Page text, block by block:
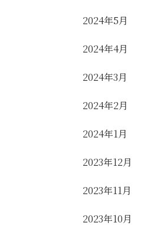
2024年5月
2024年4月
2024年3月
2024年2月
2024年1月
2023年12月
2023年11月
2023年10月